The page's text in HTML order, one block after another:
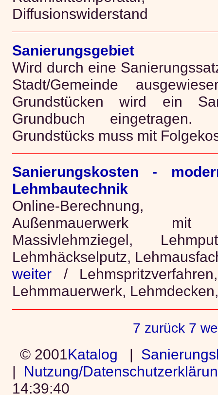
Diffusionswiderstand
Sanierungsgebiet
Wird durch eine
Stadt/Gemeinde
Grundstücken wird ein
Grundbuch
Grundstücks muss mit
Sanierungskosten -
Lehmbautechnik
Online-Berechnung,
Außenmauerwerk mit
Massivlehmziegel,
Lehmhäckselputz,
weiter/ Lehmspritzverfahren,
Lehmmauerwerk,
7 zurück 7
© 2001Katalog
Nutzung/
14:39:40